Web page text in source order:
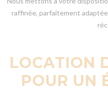
raffinée, parfaitement
LOCATION
POUR UN